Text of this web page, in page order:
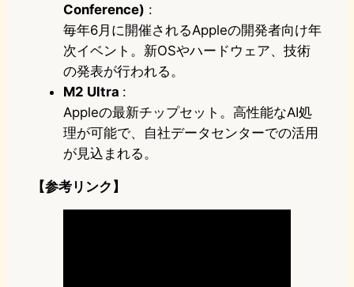
Conference) :
毎年6月に開催されるAppleの開発者向け年
次イベント。新OSやハードウェア、技術
の発表が行われる。
M2 Ultra :
Appleの最新チップセット。高性能なAI処
理が可能で、自社データセンターでの活用
が見込まれる。
【参考リンク】